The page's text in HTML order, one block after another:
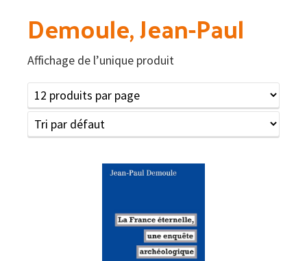
Demoule, Jean-Paul
Affichage de l’unique produit